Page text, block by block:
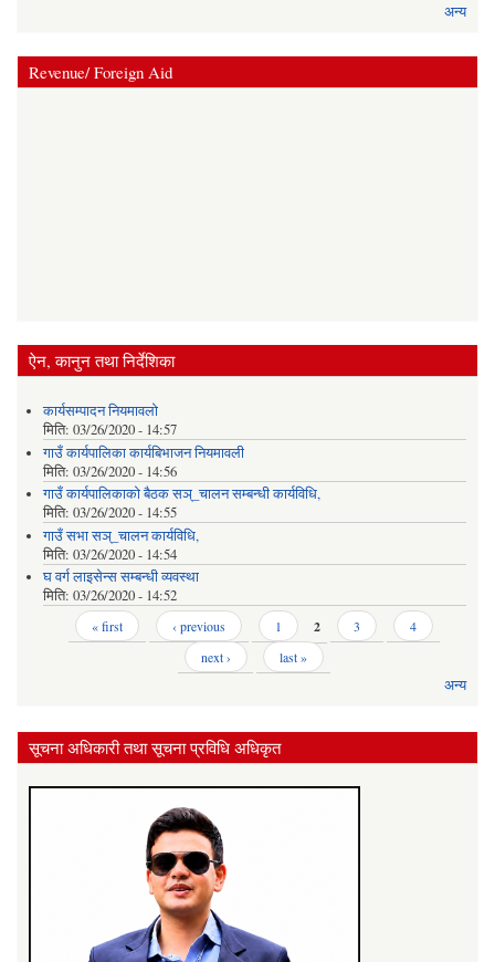
अन्य
Revenue/ Foreign Aid
ऐन, कानुन तथा निर्देशिका
कार्यसम्पादन नियमावलो
मिति: 03/26/2020 - 14:57
गाउँ कार्यपालिका कार्यबिभाजन नियमावली
मिति: 03/26/2020 - 14:56
गाउँ कार्यपालिकाको बैठक सञ्_चालन सम्बन्धी कार्यविधि,
मिति: 03/26/2020 - 14:55
गाउँ सभा सञ्_चालन कार्यविधि,
मिति: 03/26/2020 - 14:54
घ वर्ग लाइसेन्स सम्बन्धी व्यवस्था
मिति: 03/26/2020 - 14:52
« first ‹ previous 1 2 3
4
next ›
last »
अन्य
सूचना अधिकारी तथा सूचना प्रविधि अधिकृत